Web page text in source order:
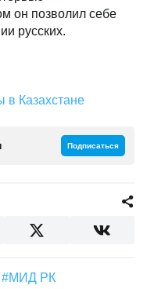
он позволил себе
русских.
в Казахстане
Подписаться
#МИД РК